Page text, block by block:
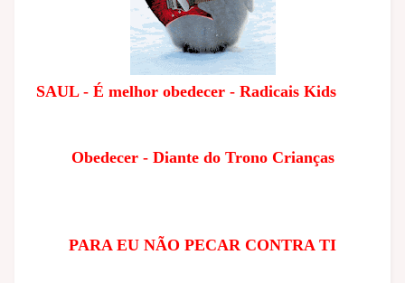
SAUL - É melhor obedecer - Radicais Kids
Obedecer - Diante do Trono Crianças
PARA EU NÃO PECAR CONTRA TI